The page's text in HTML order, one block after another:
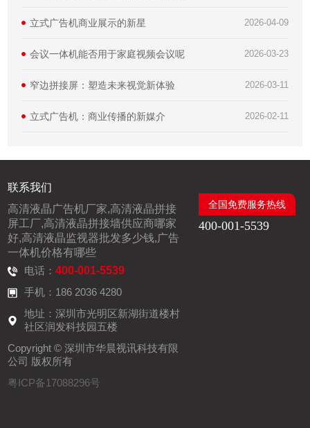
2026-04-09
​立式广告机商业展示的新星
2026-03-23
会议一体机能否用于家庭视频会议呢
2026-03-11
窄边拼接屏：塑造未来视觉新体验
2026-02-11
立式广告机：商业传播的新媒介
联系我们
高清液晶广告机厂家,高清液晶拼接
屏工厂,高清液晶拼接墙供应商哪家
好,高清液晶监视器批发多少钱,广告
一体机价格有哪些
电话：400-001-5539
手机：186 2036 4280
地址：深圳市光明区新湖街道楼村
社区润发科技园五楼
Copyright © 深圳市华晨视讯科技有限
公司 版权所有
粤ICP备17088296号
全国免费服务热线
400-001-5539